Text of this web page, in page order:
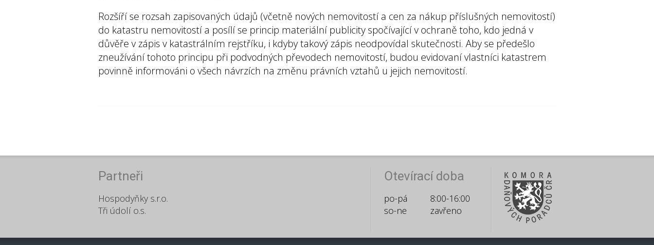
Rozšíří se rozsah zapisovaných údajů (včetně nových nemovitostí a cen za nákup příslušných nemovitostí)
do katastru nemovitostí a posílí se princip materiální publicity spočívající v ochraně toho, kdo jedná v
důvěře v zápis v katastrálním rejstříku, i kdyby takový zápis neodpovídal skutečnosti. Aby se předešlo
zneužívání tohoto principu při podvodných převodech nemovitostí, budou evidovaní vlastníci katastrem
povinně informováni o všech návrzích na změnu právních vztahů u jejich nemovitostí.
Partneři
Hospodyňky s.r.o.
Tři údolí o.s.
Otevírací doba
po-pá
8:00-16:00
so-ne
zavřeno